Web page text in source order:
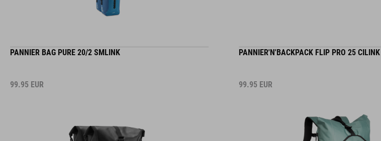
PANNIER BAG PURE 20/2 SMLINK
99.95 EUR
PANNIER'N'BACKPACK FLIP PRO 25 CILINK
99.95 EUR